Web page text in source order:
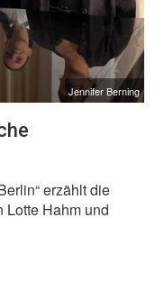
Jennifer Berning
erzählt die
Lotte Hahm und